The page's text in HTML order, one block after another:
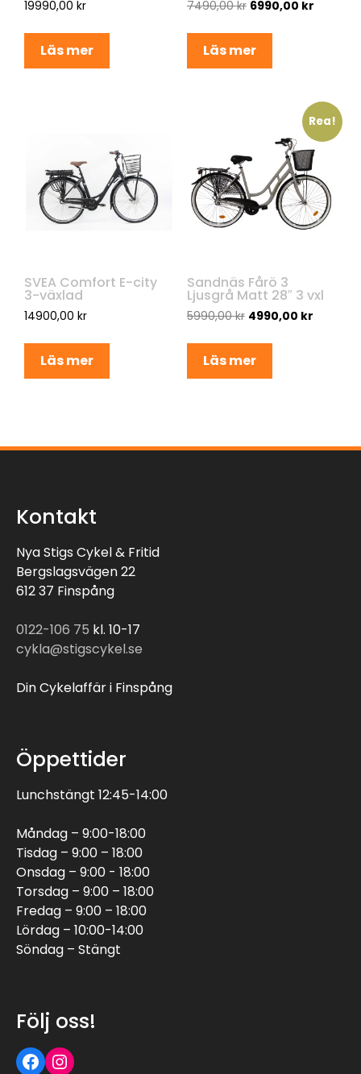
19990,00 kr
Läs mer
7490,00kr 6990,00 kr
Läs mer
SVEA Comfort E-city
3-växlad
14900,00 kr
Läs mer
Rea!
Sandnäs Fårö 3
Ljusgrå Matt 28″ 3 vxl
5990,00kr 4990,00 kr
Läs mer
Kontakt
Nya Stigs Cykel & Fritid
Bergslagsvägen 22
612 37 Finspång
0122-106 75 kl. 10-17
cykla@stigscykel.se
Din Cykelaffär i Finspång
Öppettider
Lunchstängt 12:45-14:00
Måndag – 9:00-18:00
Tisdag – 9:00 – 18:00
Onsdag – 9:00 - 18:00
Torsdag – 9:00 – 18:00
Fredag – 9:00 – 18:00
Lördag – 10:00-14:00
Söndag – Stängt
Följ oss!
Följ oss på Facebook
Följ oss på Instagram